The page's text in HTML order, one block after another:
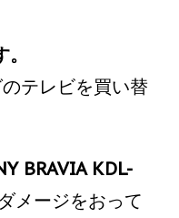
テレビを買い替
BRAVIA KDL-
メージをおって